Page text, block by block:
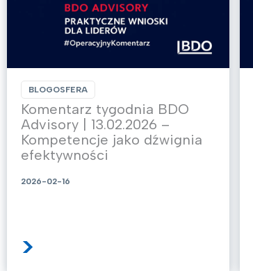
BLOGOSFERA
Komentarz tygodnia BDO
Advisory | 13.02.2026 –
Kompetencje jako dźwignia
efektywności
2026-02-16
>